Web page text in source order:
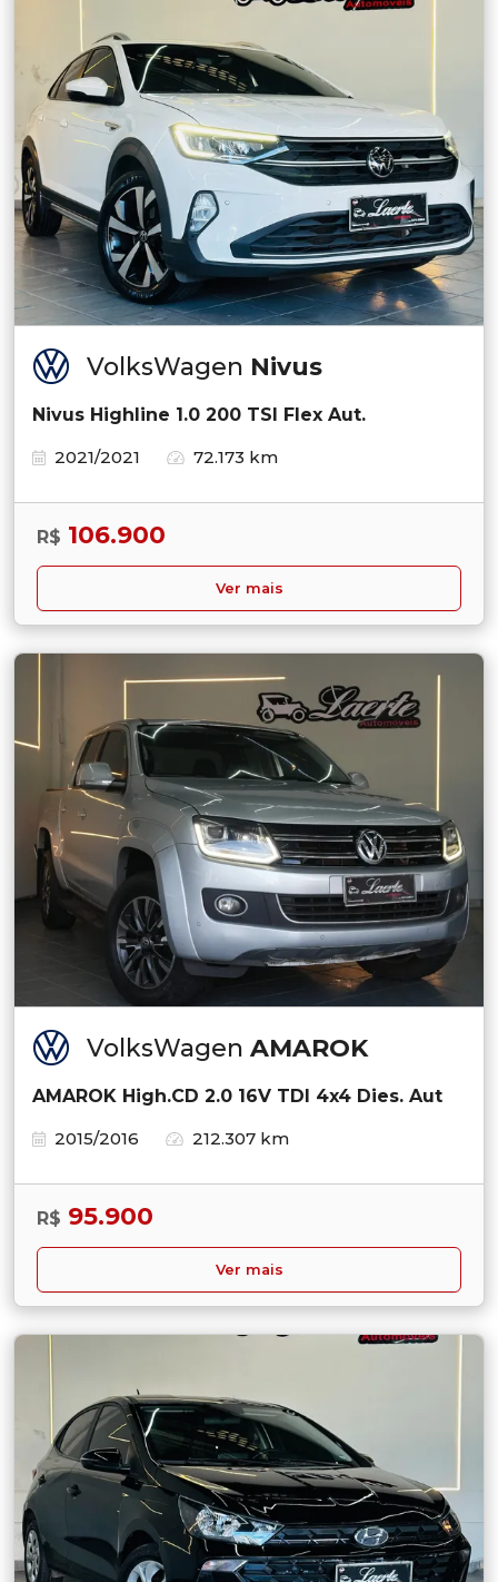
VolksWagen Nivus
Nivus Highline 1.0 200 TSI Flex Aut.
2021/2021
72.173 km
R$ 106.900
Ver mais
VolksWagen AMAROK
AMAROK High.CD 2.0 16V TDI 4x4 Dies. Aut
2015/2016
212.307 km
R$ 95.900
Ver mais